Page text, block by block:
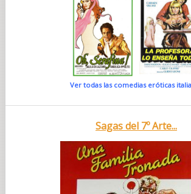
Ver todas las comedias eróticas
Sagas del 7º Arte...